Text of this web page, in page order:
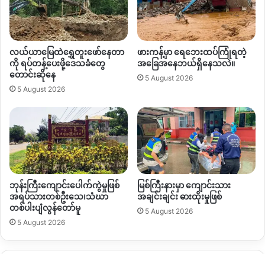
လယ်ယာမြေထဲရွှေတူးဖော်နေတာ
ကို ရပ်တန့်ပေးဖို့ဒေသခံတွေ
တောင်းဆိုနေ
5 August 2026
ဖားကန့်မှာ ရေဘေးထပ်ကြုံရတဲ့
အခြေအနေဘယ်ရှိနေသလဲ။
5 August 2026
ဘုန်းကြီးကျောင်းပေါက်ကွဲမှုဖြစ်
အရပ်သားတစ်ဦးသေ၊သံဃာ
တစ်ပါးပျံလွန်တော်မူ
5 August 2026
မြစ်ကြီးနားမှာ ကျောင်းသား
အချင်းချင်း ဓားထိုးမှုဖြစ်
5 August 2026